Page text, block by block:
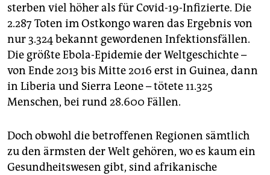
sterben viel höher als für Covid-19-Infizierte. Die
2.287 Toten im Ostkongo waren das Ergebnis von
nur 3.324 bekannt gewordenen Infektionsfällen.
Die größte Ebola-Epidemie der Weltgeschichte –
von Ende 2013 bis Mitte 2016 erst in Guinea, dann
in Liberia und ­Sierra Leone – tötete 11.325
Menschen, bei rund 28.600 Fällen.
Doch obwohl die betroffenen Regionen sämtlich
zu den ärmsten der Welt gehören, wo es kaum ein
Gesundheitswesen gibt, sind afrikanische